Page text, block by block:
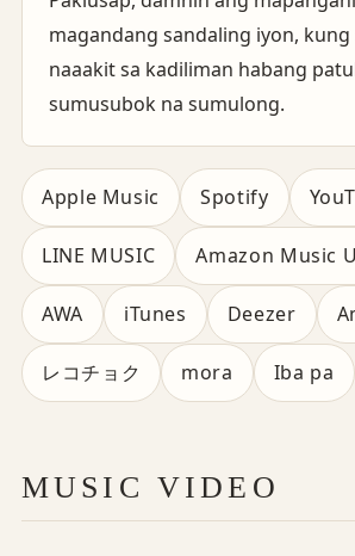
magandang sandaling iyon, kung
naaakit sa kadiliman habang
sumusubok na sumulong.
Apple Music Spotify
LINE MUSIC Amazon Music
AWA iTunes Deezer
レコチョク mora Iba pa
MUSIC VIDEO